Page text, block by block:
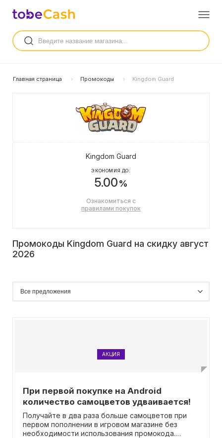
Главная страница Промокоды Kingdom Guard
Kingdom Guard
ЭКОНОМИЯ ДО:
5.00%
Ознакомиться с
правилами покупок
Промокоды Kingdom Guard на скидку август
2026
АКЦИЯ
При первой покупке на Android
количество самоцветов удваивается!
Получайте в два раза больше самоцветов при
первом пополнении в игровом магазине без
необходимости использования промокода.